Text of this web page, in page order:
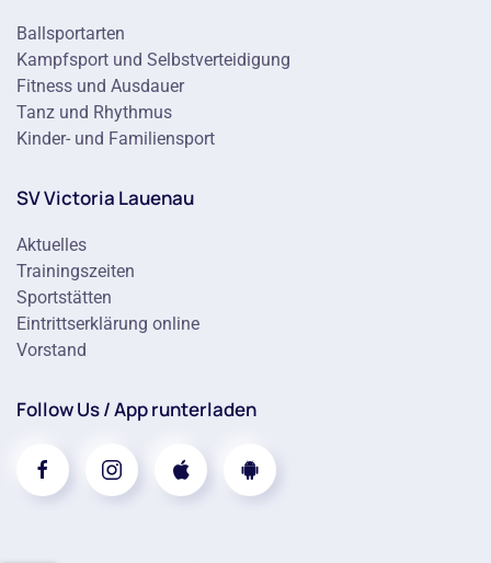
Ballsportarten
Kampfsport und Selbstverteidigung
Fitness und Ausdauer
Tanz und Rhythmus
Kinder- und Familiensport
SV Victoria Lauenau
Aktuelles
Trainingszeiten
Sportstätten
Eintrittserklärung online
Vorstand
Follow Us / App runterladen